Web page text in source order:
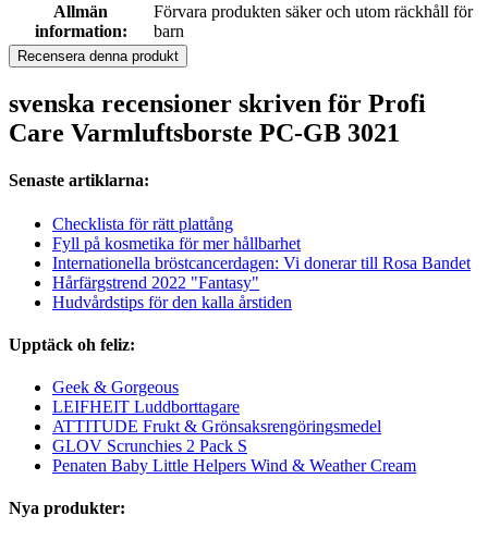
Allmän
information:
Förvara produkten säker och utom räckhåll för
barn
Recensera denna produkt
svenska recensioner skriven för Profi
Care Varmluftsborste PC-GB 3021
Senaste artiklarna:
Checklista för rätt plattång
Fyll på kosmetika för mer hållbarhet
Internationella bröstcancerdagen: Vi donerar till Rosa Bandet
Hårfärgstrend 2022 "Fantasy"
Hudvårdstips för den kalla årstiden
Upptäck oh feliz:
Geek & Gorgeous
LEIFHEIT Luddborttagare
ATTITUDE Frukt & Grönsaksrengöringsmedel
GLOV Scrunchies 2 Pack S
Penaten Baby Little Helpers Wind & Weather Cream
Nya produkter: